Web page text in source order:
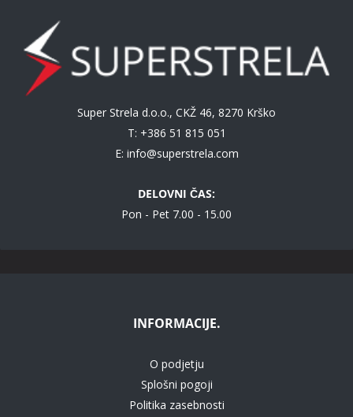
Super Strela d.o.o., CKŽ 46, 8270 Krško
T: +386 51 815 051
E: info@superstrela.com
DELOVNI ČAS:
Pon - Pet 7.00 - 15.00
INFORMACIJE.
O podjetju
Splošni pogoji
Politika zasebnosti